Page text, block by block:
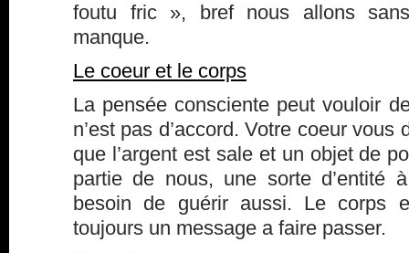
foutu fric », bref nous allons
manque.
Le coeur et le corps
La pensée consciente peut vouloir
n’est pas d’accord. Votre coeur vous
que l’argent est sale et un objet de
partie de nous, une sorte d’entité
besoin de guérir aussi. Le corps
toujours un message a faire passer.